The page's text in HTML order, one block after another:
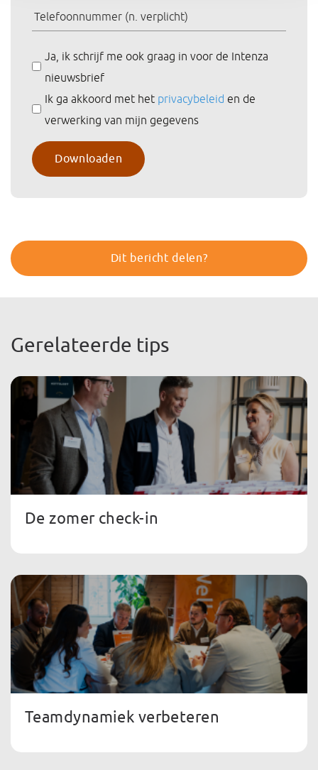
Ja, ik schrijf me ook graag in voor de Intenza
nieuwsbrief
Ik ga akkoord met het privacybeleid en de
verwerking van mijn gegevens
Dit bericht delen?
Gerelateerde tips
De zomer check-in
Teamdynamiek verbeteren